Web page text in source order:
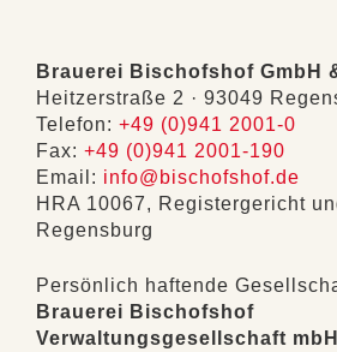
Brauerei Bischofshof GmbH
Heitzerstraße 2 · 93049
Telefon: +49 (0)941 2001-0
Fax: +49 (0)941 2001-190
Email: info@bischofshof.de
HRA 10067, Registergericht
Regensburg
Persönlich haftende
Brauerei Bischofshof
Verwaltungsgesellschaft mbH